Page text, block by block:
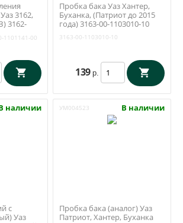
3162,
3162-
1101141-00
Пробка бака Уаз Хантер,
Буханка, (Патриот до 2015
года) 3163-00-1103010-10
3163-00-1103010-10
139 р.
наличии
с
Уаз
УМ004523 В наличии
Пробка бака (аналог) Уаз
Патриот, Хантер, Буханка